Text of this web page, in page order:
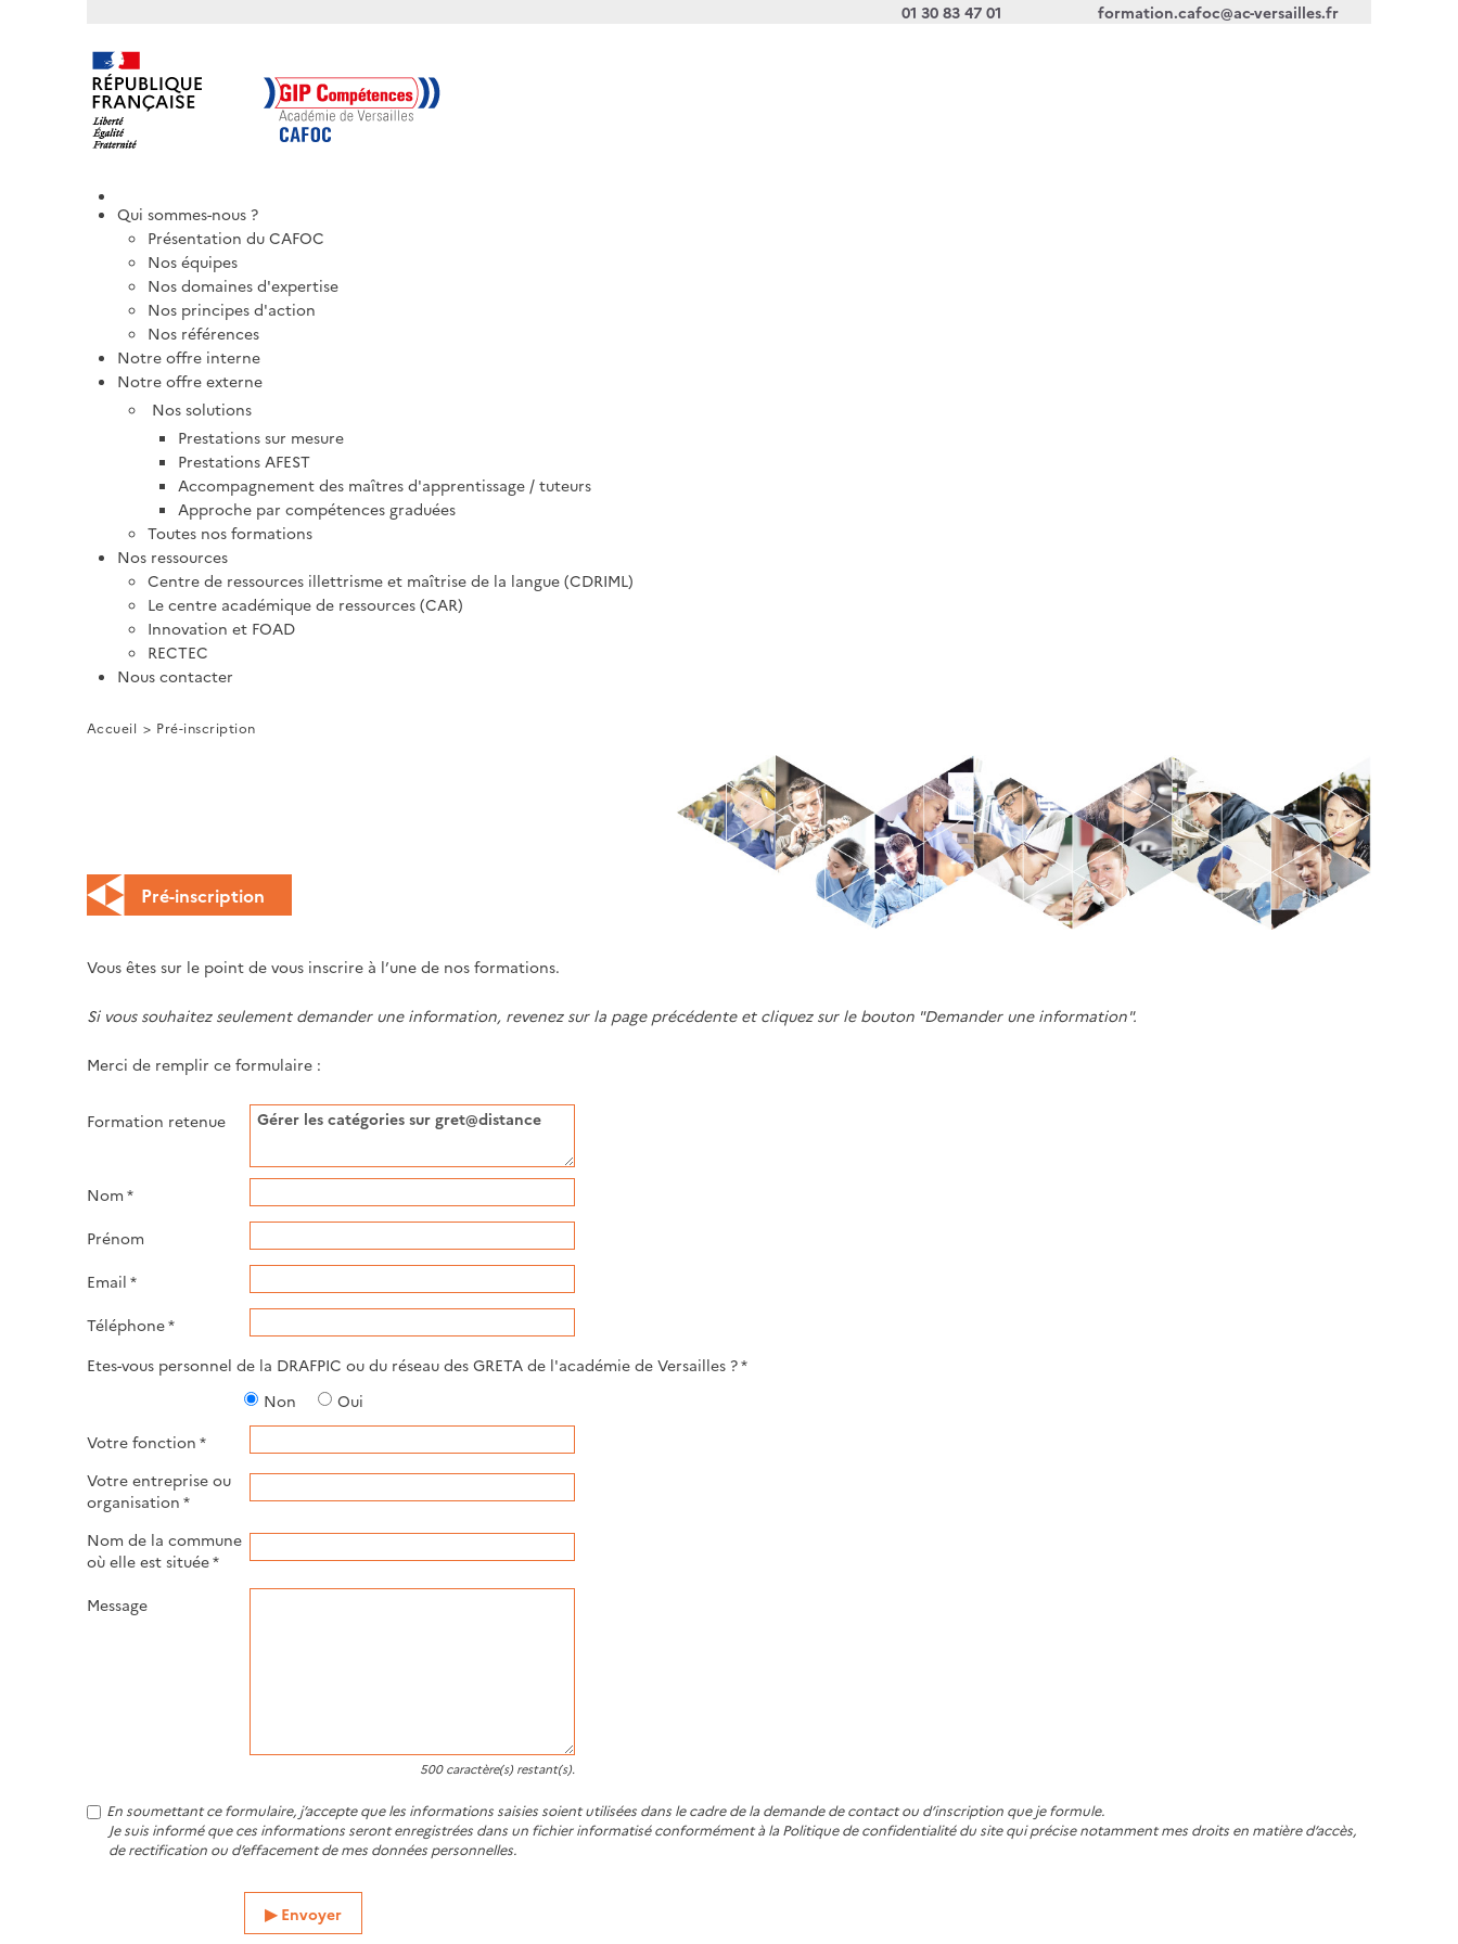
01 30 83 47 01 formation.cafoc@ac-versailles.fr
Qui sommes-nous ?
Présentation du CAFOC
Nos équipes
Nos domaines d'expertise
Nos principes d'action
Nos références
Notre offre interne
Notre offre externe
Nos solutions
Prestations sur mesure
Prestations AFEST
Accompagnement des maîtres d'apprentissage / tuteurs
Approche par compétences graduées
Toutes nos formations
Nos ressources
Centre de ressources illettrisme et maîtrise de la langue (CDRIML)
Le centre académique de ressources (CAR)
Innovation et FOAD
RECTEC
Nous contacter
Accueil Pré-inscription
Pré-inscription
Vous êtes sur le point de vous inscrire à l’une de nos formations.
Si vous souhaitez seulement demander une information, revenez sur la page précédente et cliquez sur le bouton "Demander une information".
Merci de remplir ce formulaire :
Formation retenue
Nom *
Prénom
Email *
Téléphone*
Etes-vous personnel de la DRAFPIC ou du réseau des GRETA de l'académie de Versailles ? *
Non
Oui
Votre fonction *
Votre entreprise ou
organisation *
Nom de la commune
où elle est située*
Message
500caractère(s) restant(s).
En soumettant ce formulaire, j’accepte que les informations saisies soient utilisées dans le cadre de la demande de contact ou d’inscription que je formule.
Je suis informé que ces informations seront enregistrées dans un fichier informatisé conformément à la Politique de confidentialité du site qui précise notamment mes droits en matière d’accès,
de rectification ou d’effacement de mes données personnelles.
Envoyer